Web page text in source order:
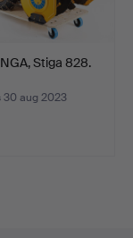
Stiga 828.
30 aug 2023